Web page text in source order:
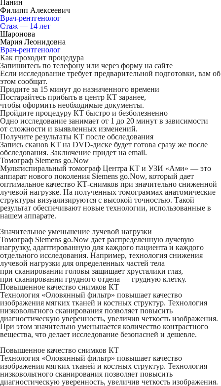
Панин
Филипп Алексеевич
Врач-рентгенолог
Стаж — 14 лет
Шаронова
Мария Леонидовна
Врач-рентгенолог
Как проходит процедура
Запишитесь по телефону или через форму на сайте
Если исследование требует предварительной подготовки, вам об
этом сообщат.
Придите за 15 минут до назначенного времени
Постарайтесь прибыть в центр КТ заранее,
чтобы оформить необходимые документы.
Пройдите процедуру КТ быстро и безболезненно
Одно исследование занимает от 1 до 20 минут в зависимости
от сложности и выявленных изменений.
Получите результаты КТ после обследования
Запись сканов КТ на DVD-диске будет готова сразу же после
обследования. Заключение придет на email.
Томограф Siemens go.Now
Мультиспиральный томограф Центра КТ и УЗИ «Ами» — это
аппарат нового поколения Siemens go.Now, который дает
оптимальное качество КТ-снимков при значительно сниженной
лучевой нагрузке. На полученных томограммах анатомические
структуры визуализируются с высокой точностью. Такой
результат обеспечивают новые технологии, использованные в
нашем аппарате.
Значительное уменьшение лучевой нагрузки
Томограф Siemens go.Now дает распределенную лучевую
нагрузку, адаптированную для каждого пациента и каждого
отдельного исследования. Например, технология снижения
лучевой нагрузки для определенных частей тела
при сканировании головы защищает хрусталики глаз,
при сканировании грудного отдела — грудную клетку.
Повышенное качество снимков КТ
Технология «Оловянный фильтр» повышает качество
изображения мягких тканей и костных структур. Технология
низковольтного сканирования позволяет повысить
диагностическую уверенность, увеличив четкость изображения.
При этом значительно уменьшается количество контрастного
вещества, что делает исследование безопасней и дешевле.
Повышенное качество снимков КТ
Технология «Оловянный фильтр» повышает качество
изображения мягких тканей и костных структур. Технология
низковольтного сканирования позволяет повысить
диагностическую уверенность, увеличив четкость изображения.